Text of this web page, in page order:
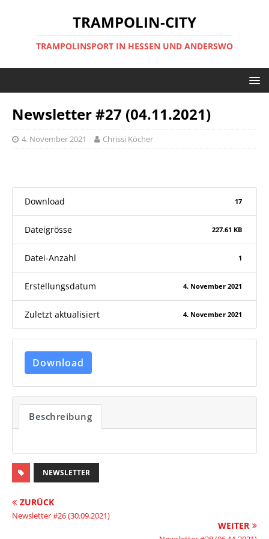
TRAMPOLIN-CITY
TRAMPOLINSPORT IN HESSEN UND ANDERSWO
Newsletter #27 (04.11.2021)
4. November 2021 Chrissi Köcher
Download 17
Dateigrösse 227.61 KB
Datei-Anzahl 1
Erstellungsdatum 4. November 2021
Zuletzt aktualisiert 4. November 2021
Download
Beschreibung
NEWSLETTER
ZURÜCK
Newsletter #26 (30.09.2021)
WEITER